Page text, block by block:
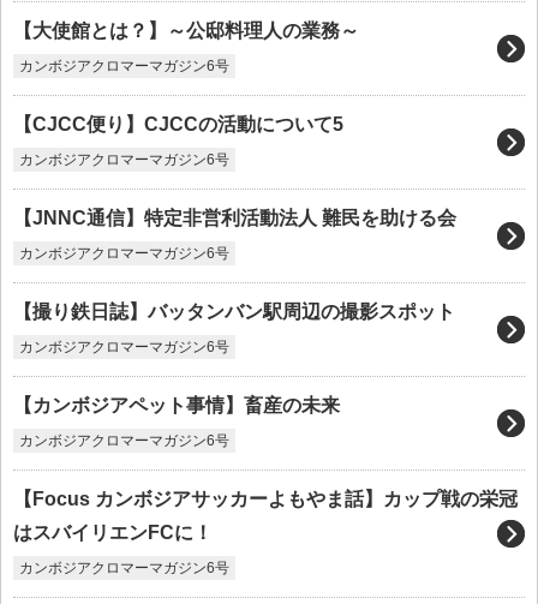
【大使館とは？】～公邸料理人の業務～
カンボジアクロマーマガジン6号
【CJCC便り】CJCCの活動について5
カンボジアクロマーマガジン6号
【JNNC通信】特定非営利活動法人 難民を助ける会
カンボジアクロマーマガジン6号
【撮り鉄日誌】バッタンバン駅周辺の撮影スポット
カンボジアクロマーマガジン6号
【カンボジアペット事情】畜産の未来
カンボジアクロマーマガジン6号
【Focus カンボジアサッカーよもやま話】カップ戦の栄冠
はスバイリエンFCに！
カンボジアクロマーマガジン6号